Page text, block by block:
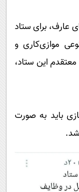
برای ستاد
موازی‌کاری و
این ستاد،
باید به صورت